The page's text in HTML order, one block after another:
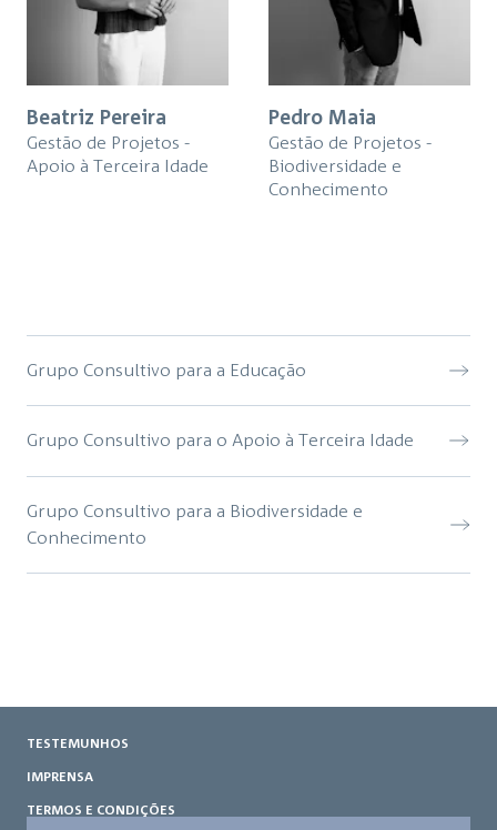
Beatriz Pereira
Gestão de Projetos -
Apoio à Terceira Idade
Pedro Maia
Gestão de Projetos -
Biodiversidade e
Conhecimento
Grupo Consultivo para a Educação
Grupo Consultivo para o Apoio à Terceira Idade
Grupo Consultivo para a Biodiversidade e
Conhecimento
TESTEMUNHOS
IMPRENSA
TERMOS E CONDIÇÕES